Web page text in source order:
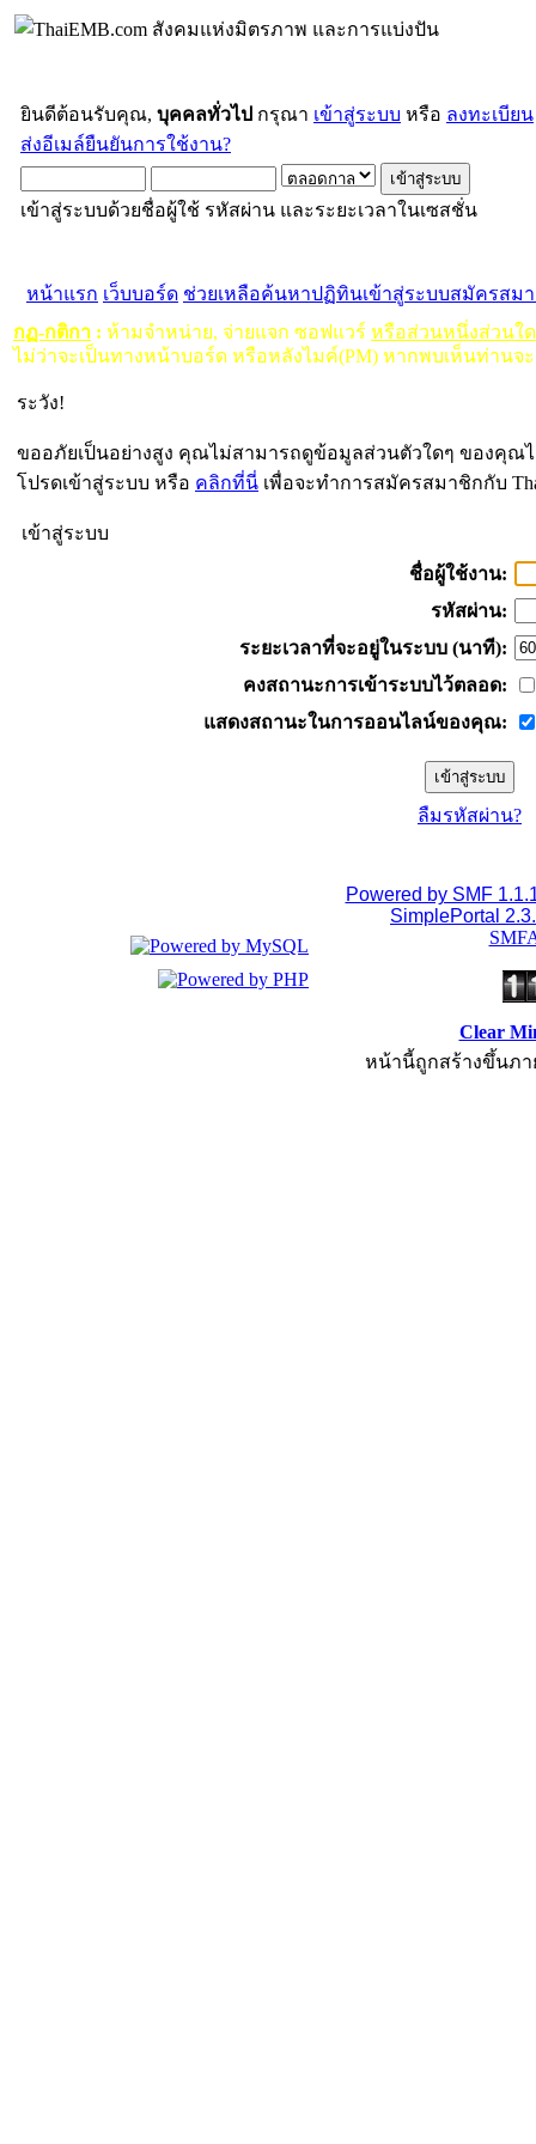
ยินดีต้อนรับคุณ, บุคคลทั่วไป กรุณา เข้าสู่ระบบ หรือ ลงทะเบียน
ส่งอีเมล์ยืนยันการใช้งาน?
เข้าสู่ระบบด้วยชื่อผู้ใช้ รหัสผ่าน และระยะเวลาในเซสชั่น
หน้าแรก เว็บบอร์ด ช่วยเหลือค้นหาปฏิทินเข้าสู่ระบบสมัครสม
กฏ-กติกา : ห้ามจำหน่าย, จ่ายแจก ซอฟแวร์ หรือส่วนหนึ่งส่วนใ
ไม่ว่าจะเป็นทางหน้าบอร์ด หรือหลังไมค์(PM) หากพบเห็นท่านจ
ระวัง!
ขออภัยเป็นอย่างสูง คุณไม่สามารถดูข้อมูลส่วนตัวใดๆ ของคุณ
โปรดเข้าสู่ระบบ หรือ คลิกที่นี่ เพื่อจะทำการสมัครสมาชิกกับ
เข้าสู่ระบบ
ชื่อผู้ใช้งาน:
รหัสผ่าน:
ระยะเวลาที่จะอยู่ในระบบ (นาที):
คงสถานะการเข้าระบบไว้ตลอด:
แสดงสถานะในการออนไลน์ของคุณ:
ลืมรหัสผ่าน?
Powered by SMF
SimplePortal
Clear
หน้านี้ถูกสร้างขึ้นภา